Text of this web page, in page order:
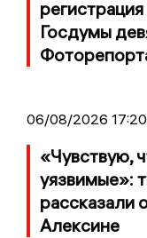
Госдумы
06/08/2026 17:20
«Чувствую,
уязвимые»:
рассказали
Алексине